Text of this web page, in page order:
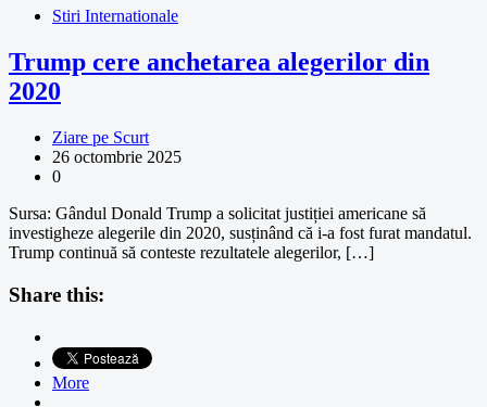
Stiri Internationale
Trump cere anchetarea alegerilor din
2020
Ziare pe Scurt
26 octombrie 2025
0
Sursa: Gândul Donald Trump a solicitat justiției americane să
investigheze alegerile din 2020, susținând că i-a fost furat mandatul.
Trump continuă să conteste rezultatele alegerilor, […]
Share this:
More